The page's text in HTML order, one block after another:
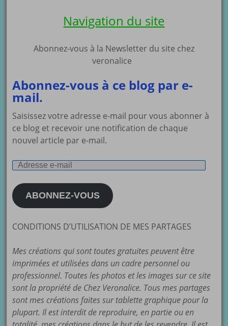
Navigation du site
Abonnez-vous à la Newsletter du site chez
veronalice
Abonnez-vous à ce blog par e-
mail.
Saisissez votre adresse e-mail pour vous abonner à
ce blog et recevoir une notification de chaque
nouvel article par e-mail.
Adresse
mail
ABONNEZ-VOUS
CONDITIONS D’UTILISATION DE MES PARTAGES
Mes créations qui sont toutes gratuites peuvent être
imprimées et utilisées dans un cadre personnel ou
professionnel. Toutes les photos et les images sur ce site
sont la propriété de Chez Veronalice. Tous mes partages
sont mes créations faites sur tablette graphique pour la
plupart. Il est interdit de reproduire, en partie ou en